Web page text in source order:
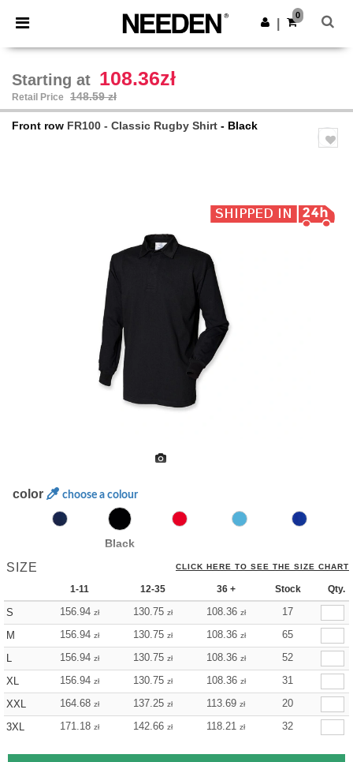
× Needen App
Better prices on app!
Get the app
0
Starting at 108.36zł
Retail Price 148.59 zł
Front row FR100 - Classic Rugby Shirt - Black
color choose a colour
Black
SIZE CLICK HERE TO SEE THE SIZE CHART
1-11 12-35 36 + Stock Qty.
S 156.94 zł 130.75 zł 108.36 zł
17
M
156.94 zł 130.75 zł 108.36 zł
65
L
156.94 zł 130.75 zł 108.36 zł
52
XL
156.94 zł 130.75 zł 108.36 zł
31
XXL
164.68 zł 137.25 zł 113.69 zł
20
3XL
171.18 zł 142.66 zł 118.21 zł 32